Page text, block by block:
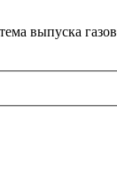
выпуска газов